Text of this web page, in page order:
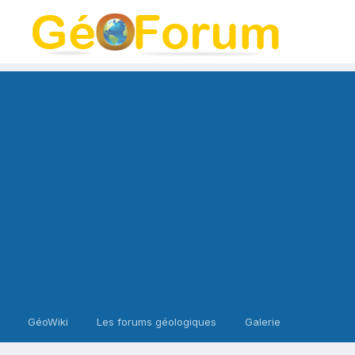
GéoWiki Les forums géologiques Galerie